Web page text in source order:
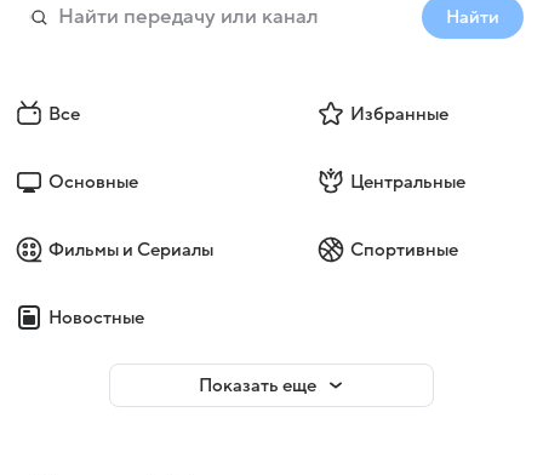
Найти
Все Избранные
Основные Центральные
Фильмы и Сериалы Спортивные
Новостные
Показать еще